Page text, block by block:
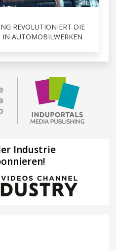
REVOLUTIONIERT DIE
AUTOMOBILWERKEN
Industrie